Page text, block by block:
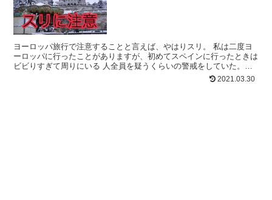
ヨーロッパ旅行で注意することと言えば、やはりスリ。 私は二度ヨ
ーロッパに行ったことがありますが、初めてスペインに行ったときは
ビビりすぎて周りにいる 人全員を疑うくらいの警戒をしていた。
（笑） その結果？一度だけスリ未遂に遭ったことはあります...2021.03.30